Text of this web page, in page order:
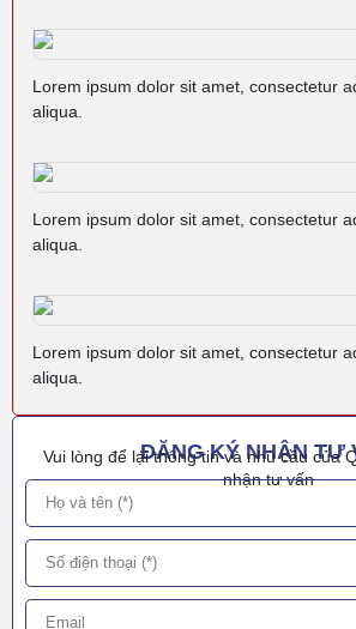
Lorem ipsum dolor sit amet, consectetur
aliqua.
Lorem ipsum dolor sit amet, consectetur
aliqua.
Lorem ipsum dolor sit amet, consectetur
aliqua.
ĐĂNG KÝ NHẬN TƯ
Vui lòng để lại thông tin và nhu cầu của
nhận tư vấn